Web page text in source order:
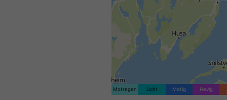
Motregen Licht Matig Hevig